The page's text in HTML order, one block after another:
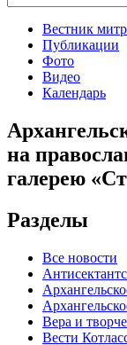
Вестник
Публикации
Фото
Видео
Календарь
на
галерею
Разделы
Все новости
Вера и
Вести